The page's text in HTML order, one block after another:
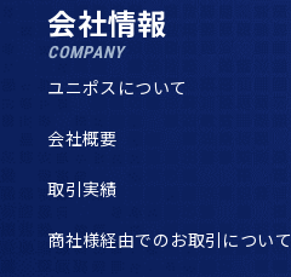
会社情報
COMPANY
ユニポスについて
会社概要
取引実績
商社様経由でのお取引について